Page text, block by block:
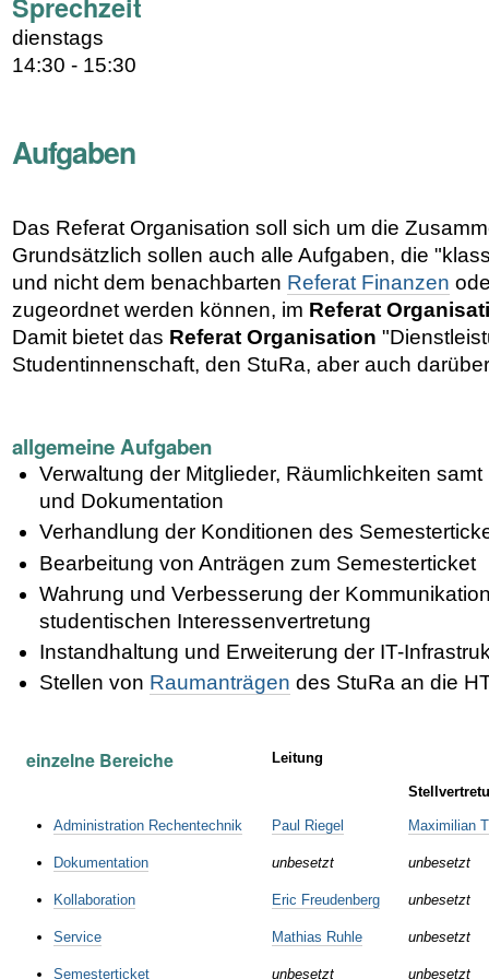
Sprechzeit
dienstags
14:30 - 15:30
Aufgaben
Das Referat Organisation soll sich um die
Grundsätzlich sollen auch alle Aufgaben, die
und nicht dem benachbarten Referat Finanzen
zugeordnet werden können, im Referat
Damit bietet das Referat Organisation
Studentinnenschaft, den StuRa, aber auch
allgemeine Aufgaben
Verwaltung der Mitglieder, Räumlichkeiten
und Dokumentation
Verhandlung der Konditionen des
Bearbeitung von Anträgen zum Semesterticket
Wahrung und Verbesserung der
studentischen Interessenvertretung
Instandhaltung und Erweiterung der IT-
Stellen von Raumanträgen des StuRa an die
einzelne Bereiche Leitung
Administration Rechentechnik Paul Riegel Maximilian
Dokumentation unbesetzt unbesetzt
Kollaboration Eric Freudenberg unbesetzt
Service Mathias Ruhle unbesetzt
Semesterticket unbesetzt unbesetzt